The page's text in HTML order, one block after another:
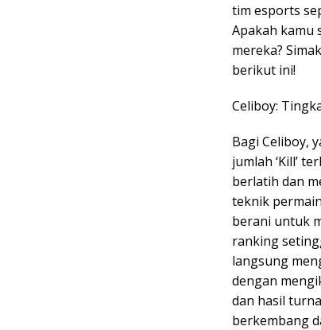
tim esports
Apakah kamu
mereka?
berikut ini!
Celiboy:
Bagi Celiboy,
jumlah ‘Kill’
berlatih dan
teknik
berani untuk
ranking
langsung
dengan
dan hasil
berkembang